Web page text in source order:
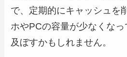
で、定期的にキャッシュを
ホやPCの容量が少なくな
及ぼすかもしれません。